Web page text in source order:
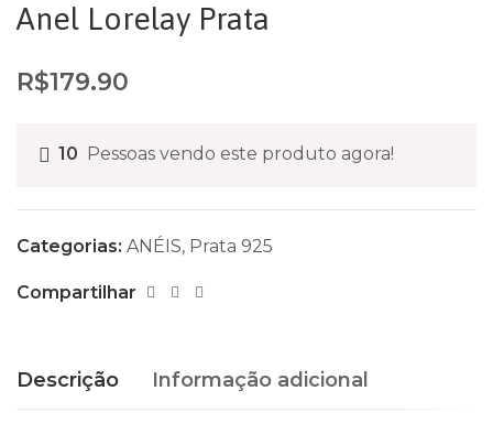
Anel Lorelay Prata
R$179.90
10 Pessoas vendo este produto agora!
Categorias: ANÉIS, Prata 925
Compartilhar
Descrição Informação adicional